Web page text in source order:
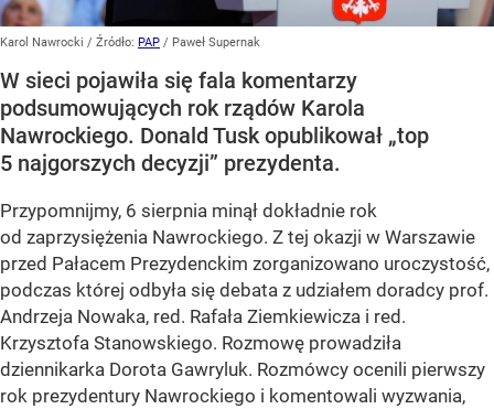
Karol Nawrocki / Źródło: PAP / Paweł Supernak
W sieci pojawiła się fala komentarzy
podsumowujących rok rządów Karola
Nawrockiego. Donald Tusk opublikował „top
5 najgorszych decyzji” prezydenta.
Przypomnijmy, 6 sierpnia minął dokładnie rok
od zaprzysiężenia Nawrockiego. Z tej okazji w Warszawie
przed Pałacem Prezydenckim zorganizowano uroczystość,
podczas której odbyła się debata z udziałem doradcy prof.
Andrzeja Nowaka, red. Rafała Ziemkiewicza i red.
Krzysztofa Stanowskiego. Rozmowę prowadziła
dziennikarka Dorota Gawryluk. Rozmówcy ocenili pierwszy
rok prezydentury Nawrockiego i komentowali wyzwania,